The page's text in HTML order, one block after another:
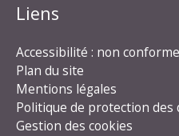
Liens
Accessibilité : non conforme
Plan du site
Mentions légales
Politique de protection des
Gestion des cookies